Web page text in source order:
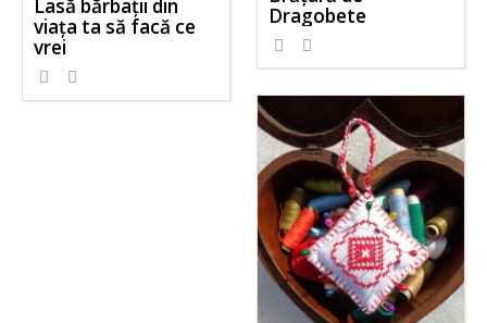
Dragobete
Lasă bărbații din
viața ta să facă ce
vrei